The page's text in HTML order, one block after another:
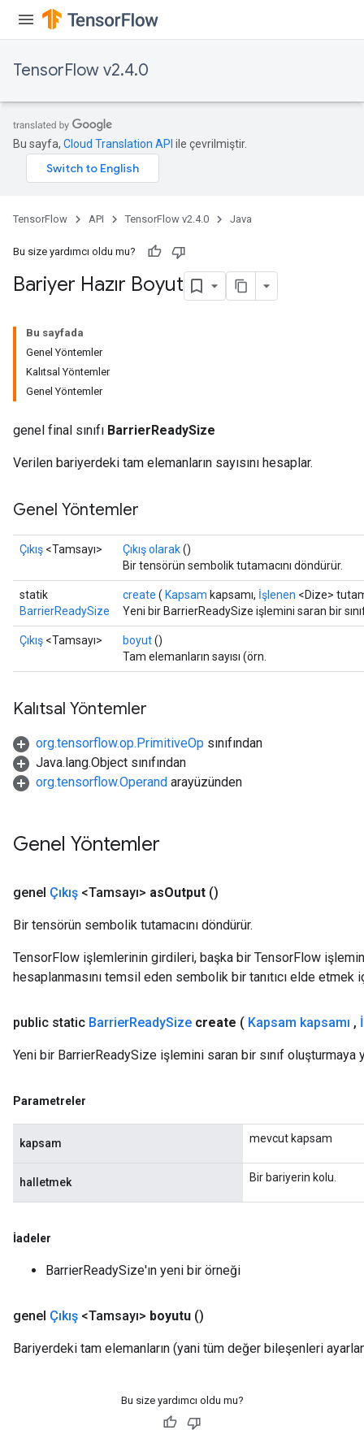
TensorFlow v2.4.0
Bu sayfa, Cloud Translation API ile çevrilmiştir.
TensorFlow API TensorFlow v2.4.0 Java
Bu size yardımcı oldu mu?
Bariyer Hazır Boyut
Bu sayfada
Genel Yöntemler
Kalıtsal Yöntemler
Genel Yöntemler
genel final sınıfı BarrierReadySize
Verilen bariyerdeki tam elemanların sayısını hesaplar.
Genel Yöntemler
Çıkış <Tamsayı> Çıkış olarak()
Bir tensörün sembolik tutamacını döndürür.
statik
BarrierReadySize
create ( Kapsam kapsamı, İşlenen <Dize>
Yeni bir BarrierReadySize işlemini saran bir
Çıkış <Tamsayı> boyut()
Tam elemanların sayısı (örn.
Kalıtsal Yöntemler
org.tensorflow.op.PrimitiveOp sınıfından
Java.lang.Object sınıfından
org.tensorflow.Operand arayüzünden
Genel Yöntemler
genel Çıkış <Tamsayı> asOutput ()
Bir tensörün sembolik tutamacını döndürür.
TensorFlow işlemlerinin girdileri, başka bir TensorFlow
hesaplanmasını temsil eden sembolik bir tanıtıcı elde etmek
public static BarrierReadySize create ( Kapsam kapsamı ,
Yeni bir BarrierReadySize işlemini saran bir sınıf
Parametreler
kapsam mevcut kapsam
halletmek Bir bariyerin kolu.
İadeler
BarrierReadySize'ın yeni bir örneği
genel Çıkış <Tamsayı> boyutu ()
Bariyerdeki tam elemanların (yani tüm değer bileşenleri
Bu size yardımcı oldu mu?